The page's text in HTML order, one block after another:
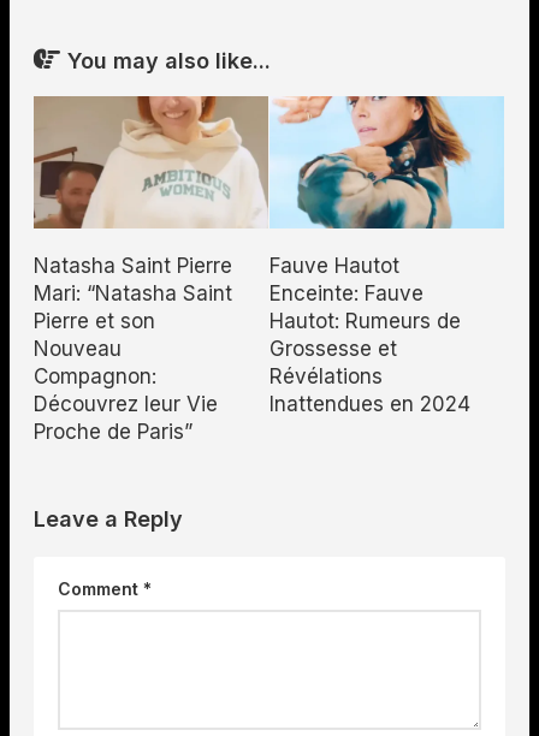
You may also like...
Natasha Saint Pierre
Mari: “Natasha Saint
Pierre et son
Nouveau
Compagnon:
Découvrez leur Vie
Proche de Paris”
Fauve Hautot
Enceinte: Fauve
Hautot: Rumeurs de
Grossesse et
Révélations
Inattendues en 2024
Leave a Reply
Comment *